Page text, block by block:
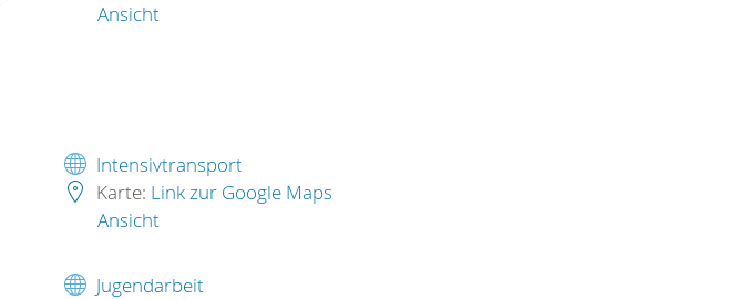
Ansicht
Intensivtransport
Karte: Link zur Google Maps
Ansicht
Jugendarbeit